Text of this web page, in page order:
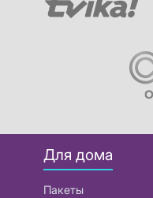
Для дома
Пакеты